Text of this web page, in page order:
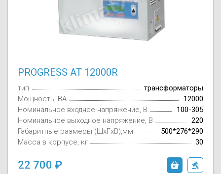
PROGRESS AT 12000R
тип
трансформаторы
Мощность, ВА
12000
Номинальное входное напряжение, В
100-305
Номинальное выходное напряжение, В
220
Габаритные размеры (ШxГxВ),мм
500*276*290
Масса в корпусе, кг
30
22 700